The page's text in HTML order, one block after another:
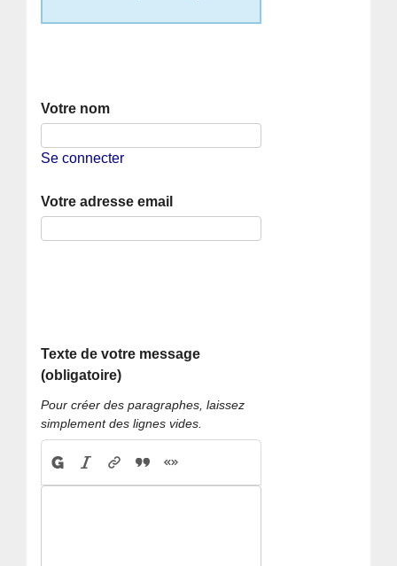
Votre nom
Se connecter
Votre adresse email
Texte de votre message
(obligatoire)
Pour créer des paragraphes, laissez
simplement des lignes vides.